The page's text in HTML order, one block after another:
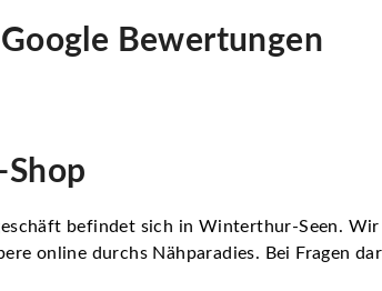
Google Bewertungen
befindet sich in Winterthur-Seen. Wir
online durchs Nähparadies. Bei Fragen